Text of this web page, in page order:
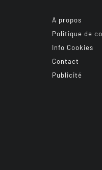
A propos
Politique de
Info Cookies
Contact
Publicité